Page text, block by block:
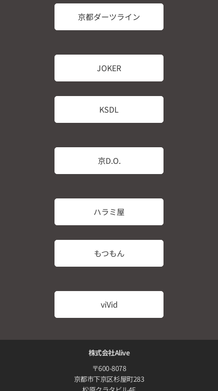
京都ダーツライン
JOKER
KSDL
京D.O.
ハラミ屋
もつもん
viVid
株式会社Alive
〒600-8078
京都市下京区杉屋町283